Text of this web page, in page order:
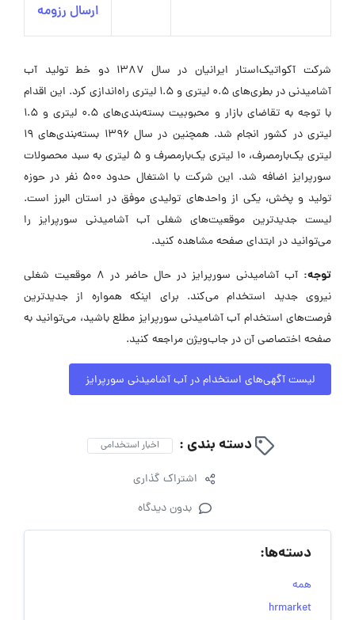
ارسال رزومه
شرکت آکواتیک‌استار ایرانیان در سال ۱۳۸۷ دو خط تولید آب
آشامیدنی در بطری‌های ۰.۵ لیتری و ۱.۵ لیتری راه‌اندازی کرد. این اقدام
با توجه به تقاضای بازار و محبوبیت بسته‌بندی‌های ۰.۵ لیتری و ۱.۵
لیتری در کشور انجام شد. همچنین در سال ۱۳۹۶ بسته‌بندی‌های ۱۹
لیتری یک‌بارمصرف، ۱۰ لیتری یک‌بارمصرف و ۵ لیتری به سبد محصولات
سورپرایز اضافه شد. این شرکت با اشتغال حدود ۵۰۰ نفر در حوزه
تولید و پخش، یکی از واحدهای تولیدی موفق در استان البرز است.
لیست جدیدترین موقعیت‌های شغلی آب آشامیدنی سورپرایز را
می‌توانید در ابتدای صفحه مشاهده کنید.
توجه:
آب آشامیدنی سورپرایز در حال حاضر در ۸ موقعیت شغلی
نیروی جدید استخدام می‌کند. برای اینکه همواره از جدیدترین
فرصت‌های استخدام آب آشامیدنی سورپرایز مطلع باشید، می‌توانید به
صفحه اختصاصی آن در جاب‌ویژن مراجعه کنید.
لیست آگهی‌های استخدام در آب آشامیدنی سورپرایز
دسته بندی : اخبار استخدامی
اشتراک گذاری
بدون دیدگاه
دسته‌ها:
همه
hrmarket